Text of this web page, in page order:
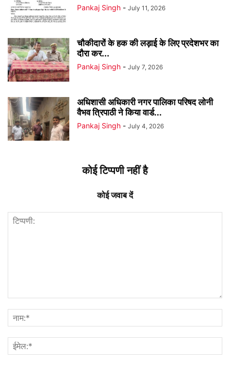
Pankaj Singh - July 11, 2026
चौकीदारों के हक की लड़ाई के लिए प्रदेशभर का
दौरा कर...
Pankaj Singh - July 7, 2026
अधिशासी अधिकारी नगर पालिका परिषद लोनी
वैभव त्रिपाठी ने किया वार्ड...
Pankaj Singh - July 4, 2026
कोई टिप्पणी नहीं है
कोई जवाब दें